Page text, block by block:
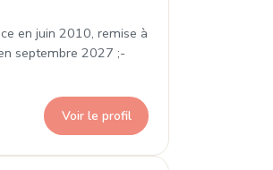
en juin 2010, remise à
septembre 2027 ;-
Voir le profil